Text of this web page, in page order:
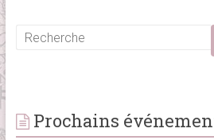
Prochains